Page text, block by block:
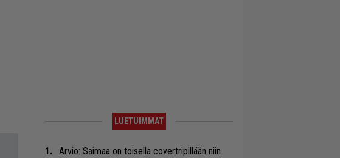
LUETUIMMAT
Arvio: Saimaa on toisella covertripillään niin